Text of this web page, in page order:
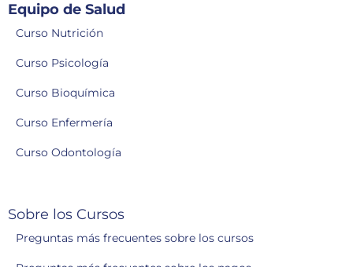
Equipo de Salud
Curso Nutrición
Curso Psicología
Curso Bioquímica
Curso Enfermería
Curso Odontología
Sobre los Cursos
Preguntas más frecuentes sobre los cursos